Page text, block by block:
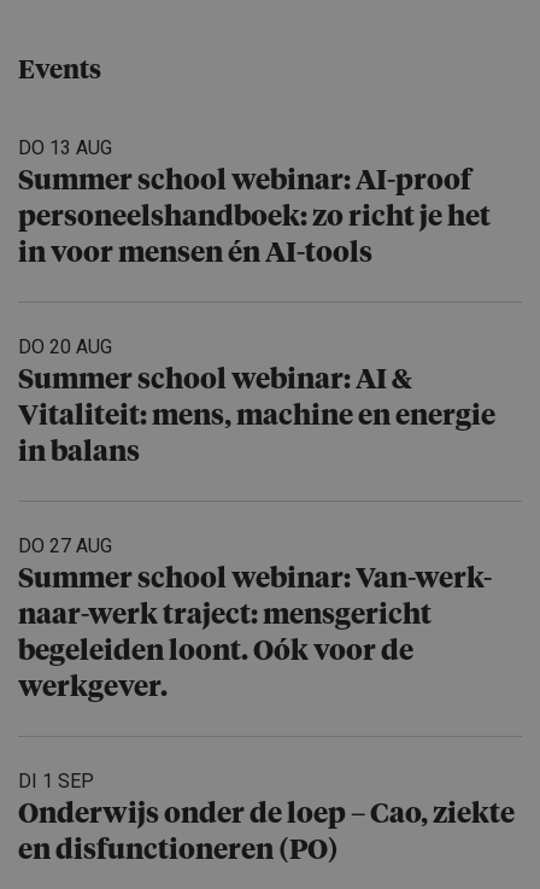
Events
DO 13 AUG
Summer school webinar: AI-proof
personeels­hand­boek: zo richt je het
in voor mensen én AI-tools
DO 20 AUG
Summer school webinar: AI &
Vitaliteit: mens, machine en energie
in balans
DO 27 AUG
Summer school webinar: Van-werk-
naar-werk traject: mensgericht
begeleiden loont. Oók voor de
werkgever.
DI 1 SEP
Onderwijs onder de loep – Cao, ziekte
en disfuncti­o­neren (PO)